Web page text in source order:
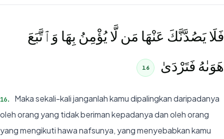
فَلَا يَصُدَّنَّكَ عَنْهَا مَن لَّا يُؤْمِنُ بِهَا وَٱتَّبَعَ
هَوَىٰهُ فَتَرْدَىٰ
16
16.
Maka sekali-kali janganlah kamu dipalingkan daripadanya
oleh orang yang tidak beriman kepadanya dan oleh orang
yang mengikuti hawa nafsunya, yang menyebabkan kamu